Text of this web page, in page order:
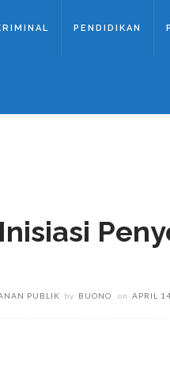
PENDIDIKAN
PUBLIK by BUONO on APRIL